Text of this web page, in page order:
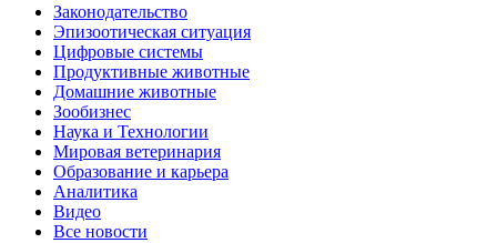
Законодательство
Эпизоотическая ситуация
Цифровые системы
Продуктивные животные
Домашние животные
Зообизнес
Наука и Технологии
Мировая ветеринария
Образование и карьера
Аналитика
Видео
Все новости